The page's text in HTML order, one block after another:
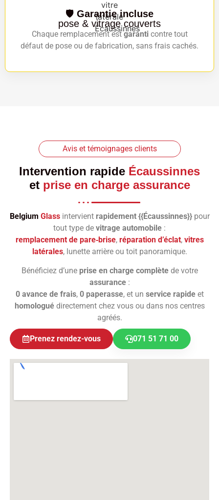
🛡️ Garantie incluse
pose & vitrage couverts
Chaque remplacement estgaranticontre tout
défaut de pose ou de fabrication, sans frais cachés.
Avis et témoignages clients
Intervention rapide Écaussinnes
et prise en charge assurance
Belgium Glassintervient rapidement {{Écaussinnes}}pour
tout type de vitrage automobile :
remplacement de pare‑brise, réparation d’éclat, vitres
latérales, lunette arrière ou toit panoramique.
Bénéficiez d’une prise en charge complètede votre
assurance:
0 avance de frais, 0 paperasse, et un service rapideet
homologuédirectement chez vous ou dans nos centres
agréés.
Prenez rendez-vous 071 51 71 00